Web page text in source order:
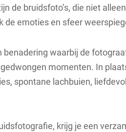
de bruidsfoto’s, die niet
de emoties en sfeer
waarbij de
momenten. In
spontane lachbuien,
krijg je een